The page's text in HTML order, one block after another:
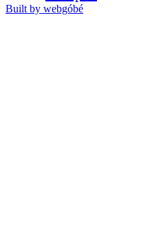
Built by webgóbé